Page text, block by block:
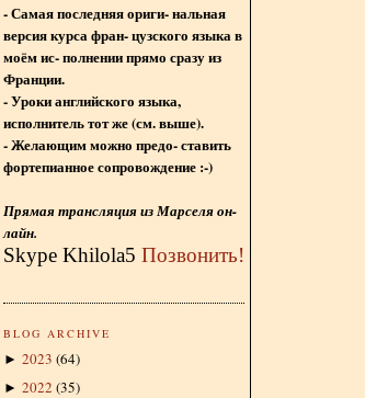
- Самая последняя ориги- нальная
версия курса фран- цузского языка в
моём ис- полнении прямо сразу из
Франции.
- Уроки английского языка,
исполнитель тот же (см. выше).
- Желающим можно предо- ставить
фортепианное сопровождение :-)
Прямая трансляция из Марселя он-
лайн.
Skype Khilola5 Позвонить!
BLOG ARCHIVE
► 2023 (64)
► 2022 (35)